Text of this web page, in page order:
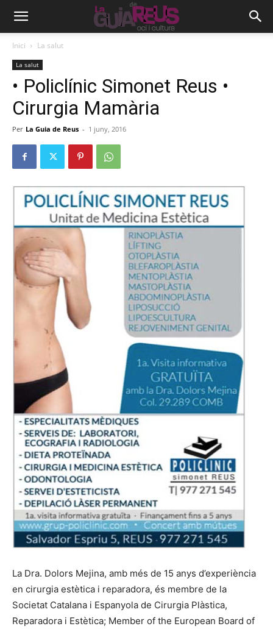
Inici La salut
La salut
• Policlínic Simonet Reus •
Cirurgia Mamària
Per La Guia de Reus - 1 juny, 2016
La Dra. Dolors Mejina, amb més de 15 anys d’experiència
en cirurgia estètica i reparadora, és membre de la
Societat Catalana i Espanyola de Cirurgia Plàstica,
Reparadora i Estètica; Member of the European Board of